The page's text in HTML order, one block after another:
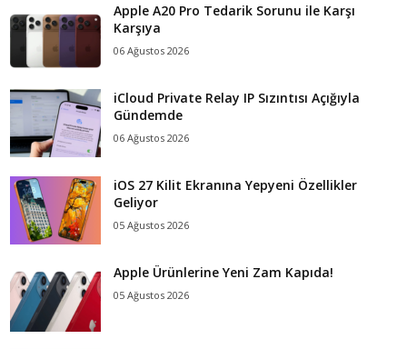
Apple A20 Pro Tedarik Sorunu ile Karşı
Karşıya
06 Ağustos 2026
iCloud Private Relay IP Sızıntısı Açığıyla
Gündemde
06 Ağustos 2026
iOS 27 Kilit Ekranına Yepyeni Özellikler
Geliyor
05 Ağustos 2026
Apple Ürünlerine Yeni Zam Kapıda!
05 Ağustos 2026